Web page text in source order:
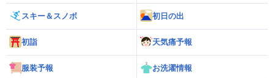
スキー＆スノボ 初日の出
初詣 天気痛予報
服装予報 お洗濯情報